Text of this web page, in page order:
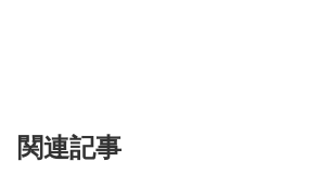
関連記事